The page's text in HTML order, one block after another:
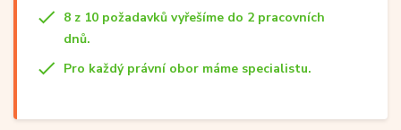
8 z 10 požadavků vyřešíme do 2 pracovních
dnů.
Pro každý právní obor máme specialistu.